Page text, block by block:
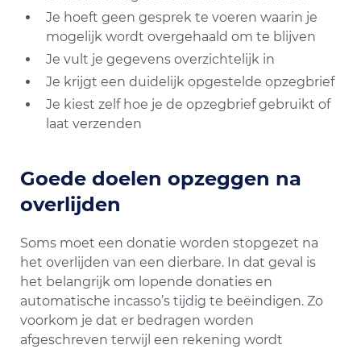
Je hoeft geen gesprek te voeren waarin je
mogelijk wordt overgehaald om te blijven
Je vult je gegevens overzichtelijk in
Je krijgt een duidelijk opgestelde opzegbrief
Je kiest zelf hoe je de opzegbrief gebruikt of
laat verzenden
Goede doelen opzeggen na
overlijden
Soms moet een donatie worden stopgezet na
het overlijden van een dierbare. In dat geval is
het belangrijk om lopende donaties en
automatische incasso’s tijdig te beëindigen. Zo
voorkom je dat er bedragen worden
afgeschreven terwijl een rekening wordt